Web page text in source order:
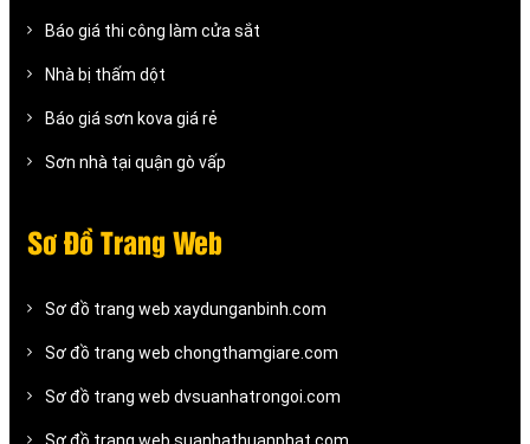
Báo giá thi công làm cửa sắt
Nhà bị thấm dột
Báo giá sơn kova giá rẻ
Sơn nhà tại quận gò vấp
Sơ Đồ Trang Web
Sơ đồ trang web xaydunganbinh.com
Sơ đồ trang web chongthamgiare.com
Sơ đồ trang web dvsuanhatrongoi.com
Sơ đồ trang web suanhathuanphat.com